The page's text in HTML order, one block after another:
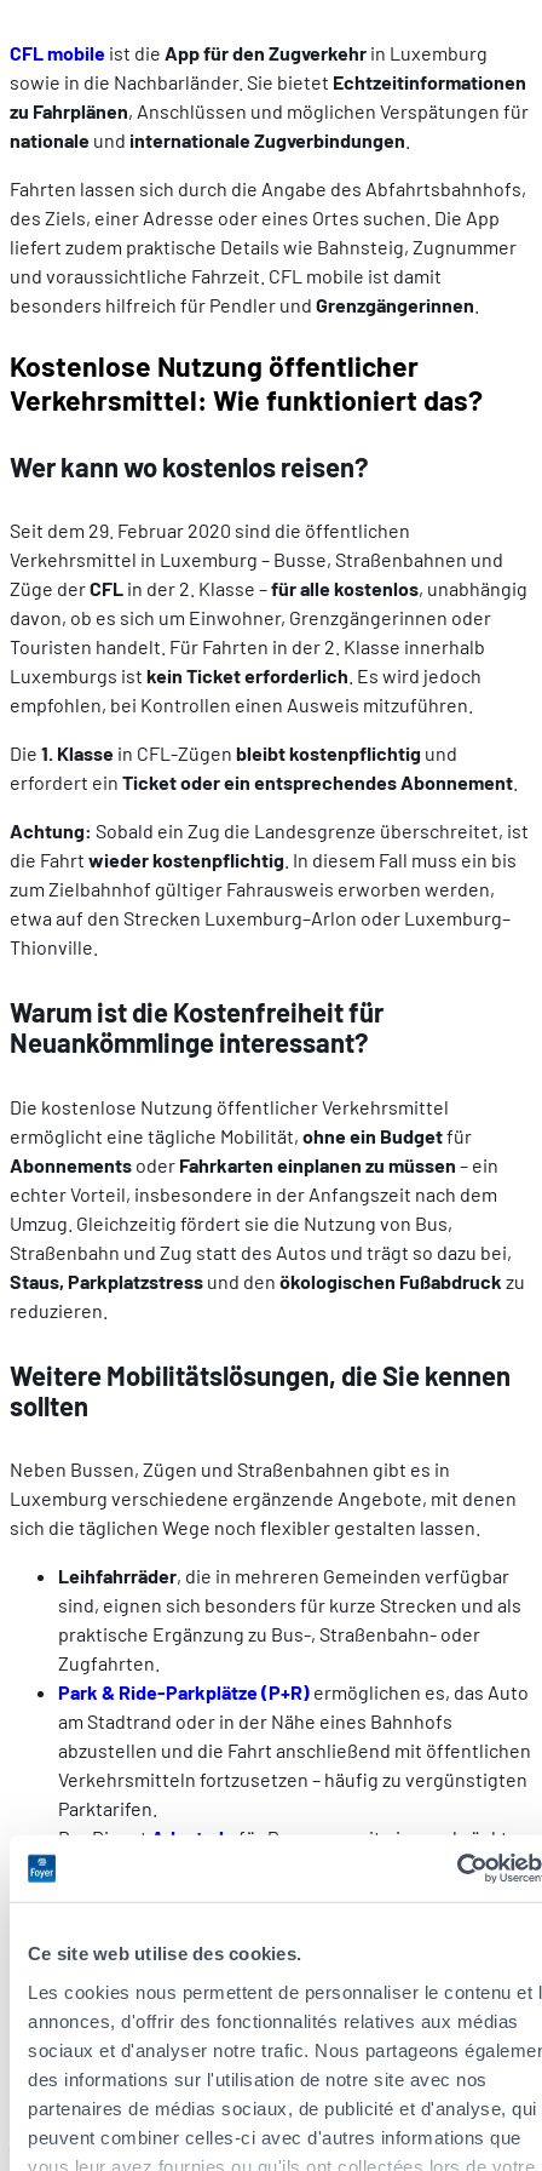
Ce site web utilise des cookies.
Les cookies nous permettent de personnaliser le contenu et
annonces, d'offrir des fonctionnalités relatives aux médias
sociaux et d'analyser notre trafic. Nous partageons
des informations sur l'utilisation de notre site avec nos
partenaires de médias sociaux, de publicité et d'analyse, qui
peuvent combiner celles-ci avec d'autres informations que
vous leur avez fournies ou qu'ils ont collectées lors de votre
CFL mobile ist die App für den Zugverkehr in Luxemburg
sowie in die Nachbarländer. Sie bietet Echtzeitinformationen
zu Fahrplänen, Anschlüssen und möglichen Verspätungen für
nationale und internationale Zugverbindungen
Fahrten lassen sich durch die Angabe des Abfahrtsbahnhofs,
des Ziels, einer Adresse oder eines Ortes suchen. Die App
liefert zudem praktische Details wie Bahnsteig, Zugnummer
und voraussichtliche Fahrzeit. CFL mobile ist damit
besonders hilfreich für Pendler und Grenzgängerinnen
Kostenlose Nutzung öffentlicher
Verkehrsmittel: Wie funktioniert das?
Wer kann wo kostenlos reisen?
Seit dem 29. Februar 2020 sind die öffentlichen
Verkehrsmittel in Luxemburg – Busse, Straßenbahnen und
Züge derCFL in der 2. Klasse –für alle kostenlos, unabhängig
davon, ob es sich um Einwohner, Grenzgängerinnen oder
Touristen handelt. Für Fahrten in der 2. Klasse innerhalb
Luxemburgs ist kein Ticket erforderlich . Es wird jedoch
empfohlen, bei Kontrollen einen Ausweis mitzuführen.
Die 1. Klasse in CFL-Zügen bleibt kostenpflichtig und
erfordert ein Ticket oder ein entsprechendes Abonnement
Achtung: Sobald ein Zug die Landesgrenze überschreitet, ist
die Fahrt wieder kostenpflichtig . In diesem Fall muss ein bis
zum Zielbahnhof gültiger Fahrausweis erworben werden,
etwa auf den Strecken Luxemburg–Arlon oder Luxemburg–
Thionville.
Warum ist die Kostenfreiheit für
Neuankömmlinge interessant?
Die kostenlose Nutzung öffentlicher Verkehrsmittel
ermöglicht eine tägliche Mobilität, ohne ein Budgetfür
Abonnements oder Fahrkarten einplanen zu müssen – ein
echter Vorteil, insbesondere in der Anfangszeit nach dem
Umzug. Gleichzeitig fördert sie die Nutzung von Bus,
Straßenbahn und Zug statt des Autos und trägt so dazu bei,
Staus, Parkplatzstress und den ökologischen Fußabdruck zu
reduzieren.
Weitere Mobilitätslösungen, die Sie kennen
sollten
Neben Bussen, Zügen und Straßenbahnen gibt es in
Luxemburg verschiedene ergänzende Angebote, mit denen
sich die täglichen Wege noch flexibler gestalten lassen.
Leihfahrräder, die in mehreren Gemeinden verfügbar
sind, eignen sich besonders für kurze Strecken und als
praktische Ergänzung zu Bus-, Straßenbahn- oder
Zugfahrten.
Park & Ride-Parkplätze (P+R) ermöglichen es, das Auto
am Stadtrand oder in der Nähe eines Bahnhofs
abzustellen und die Fahrt anschließend mit öffentlichen
Verkehrsmitteln fortzusetzen – häufig zu vergünstigten
Parktarifen.
Der Dienst Adapto.lu
für Personen mit eingeschränkter
Mobilität bietet einen Transport auf Anfrage nach
hohes Maß an Barrierefreiheit.
Für kurze Wege ist es oft sinnvoll, öffentliche Verkehrsmittel
mit sanfter Mobilitätwie Gehen oder Radfahren zu
kombinieren . So lässt sich die Nutzung des Autos reduzieren
und ein nachhaltiger Lebensstil fördern. Die AppMobiliteit.lu
integriert zunehmend Angebote rund um dieElektromobilität
(Ladestationen, spezielle Parkplätze) sowie den